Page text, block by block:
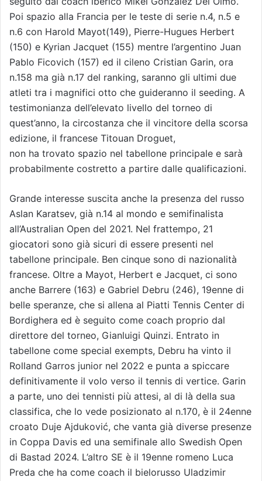
Poi spazio alla Francia per le teste di serie n.4, n.5 e
n.6 con Harold Mayot(149), Pierre-Hugues Herbert
(150) e Kyrian Jacquet (155) mentre l’argentino Juan
Pablo Ficovich (157) ed il cileno Cristian Garin, ora
n.158 ma già n.17 del ranking, saranno gli ultimi due
atleti tra i magnifici otto che guideranno il seeding. A
testimonianza dell’elevato livello del torneo di
quest’anno, la circostanza che il vincitore della scorsa
edizione, il francese Titouan Droguet,
non ha trovato spazio nel tabellone principale e sarà
probabilmente costretto a partire dalle qualificazioni.
Grande interesse suscita anche la presenza del russo
Aslan Karatsev, già n.14 al mondo e semifinalista
all’Australian Open del 2021. Nel frattempo, 21
giocatori sono già sicuri di essere presenti nel
tabellone principale. Ben cinque sono di nazionalità
francese. Oltre a Mayot, Herbert e Jacquet, ci sono
anche Barrere (163) e Gabriel Debru (246), 19enne di
belle speranze, che si allena al Piatti Tennis Center di
Bordighera ed è seguito come coach proprio dal
direttore del torneo, Gianluigi Quinzi. Entrato in
tabellone come special exempts, Debru ha vinto il
Rolland Garros junior nel 2022 e punta a spiccare
definitivamente il volo verso il tennis di vertice. Garin
a parte, uno dei tennisti più attesi, al di là della sua
classifica, che lo vede posizionato al n.170, è il 24enne
croato Duje Ajduković, che vanta già diverse presenze
in Coppa Davis ed una semifinale allo Swedish Open
di Bastad 2024. L’altro SE è il 19enne romeno Luca
Preda che ha come coach il bielorusso Uladzimir